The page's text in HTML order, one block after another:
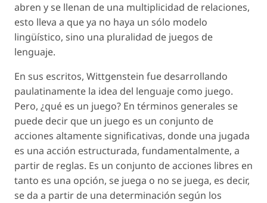
abren y se llenan de una multiplicidad de relaciones,
esto lleva a que ya no haya un sólo modelo
lingüístico, sino una pluralidad de juegos de
lenguaje.
En sus escritos, Wittgenstein fue desarrollando
paulatinamente la idea del lenguaje como juego.
Pero, ¿qué es un juego? En términos generales se
puede decir que un juego es un conjunto de
acciones altamente significativas, donde una jugada
es una acción estructurada, fundamentalmente, a
partir de reglas. Es un conjunto de acciones libres en
tanto es una opción, se juega o no se juega, es decir,
se da a partir de una determinación según los